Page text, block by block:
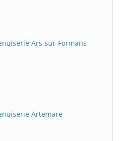
Ars-sur-Formans
Artemare